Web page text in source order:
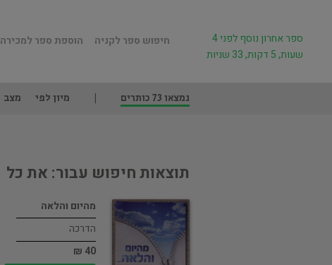
חיפוש ספר לקניה הוספת ספר למכירה
ספר אחרון נוסף לפני 4
שעות, 5 דקות, 33 שניות
נמצאו 73 כותרים מיון לפי מצב
תוצאות חיפוש עבור: את כל
מהיום והלאה
הדרכה
40 ₪